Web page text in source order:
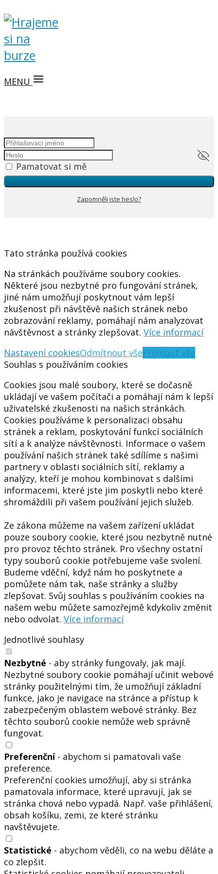
MENU
Pamatovat si mě
Zapomněli jste heslo?
Tato stránka používá cookies
Na stránkách používáme soubory cookies.
Některé jsou nezbytné pro fungování stránek,
jiné nám umožňují poskytnout vám lepší
zkušenost při návštěvě našich stránek nebo
zobrazování reklamy, pomáhají nám analyzovat
návštěvnost a stránky zlepšovat. Více informací
Nastavení cookiesOdmítnout všePřijmout vše
Souhlas s používáním cookies
Cookies jsou malé soubory, které se dočasně
ukládají ve vašem počítači a pomáhají nám k lepší
uživatelské zkušenosti na našich stránkách.
Cookies používáme k personalizaci obsahu
stránek a reklam, poskytování funkcí sociálních
sítí a k analýze návštěvnosti. Informace o vašem
používání našich stránek také sdílíme s našimi
partnery v oblasti sociálních sítí, reklamy a
analýzy, kteří je mohou kombinovat s dalšími
informacemi, které jste jim poskytli nebo které
shromáždili při vašem používání jejich služeb.
Ze zákona můžeme na vašem zařízení ukládat
pouze soubory cookie, které jsou nezbytně nutné
pro provoz těchto stránek. Pro všechny ostatní
typy souborů cookie potřebujeme vaše svolení.
Budeme vděční, když nám ho poskytnete a
pomůžete nám tak, naše stránky a služby
zlepšovat. Svůj souhlas s používáním cookies na
našem webu můžete samozřejmě kdykoliv změnit
nebo odvolat. Více informací
Jednotlivé souhlasy
Nezbytné - aby stránky fungovaly, jak mají.
Nezbytné soubory cookie pomáhají učinit webové
stránky použitelnými tím, že umožňují základní
funkce, jako je navigace na stránce a přístup k
zabezpečeným oblastem webové stránky. Bez
těchto souborů cookie nemůže web správně
fungovat.
Preferenční- abychom si pamatovali vaše
preference.
Preferenční cookies umožňují, aby si stránka
pamatovala informace, které upravují, jak se
stránka chová nebo vypadá. Např. vaše přihlášení,
obsah košíku, zemi, ze které stránku
navštěvujete.
Statistické - abychom věděli, co na webu děláte a
co zlepšit.